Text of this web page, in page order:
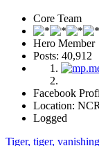
Core Team
Hero Member
Posts: 40,912
Facebook
Location: NCR
Logged
Tiger, tiger,